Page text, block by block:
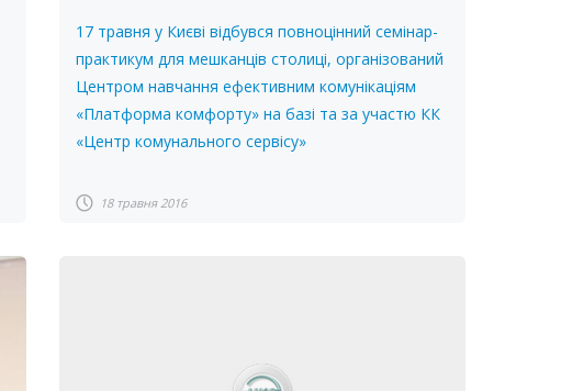
17 травня у Києві відбувся повноцінний семінар-
практикум для мешканців столиці, організований
Центром навчання ефективним комунікаціям
«Платформа комфорту» на базі та за участю КК
«Центр комунального сервісу»
18 травня 2016